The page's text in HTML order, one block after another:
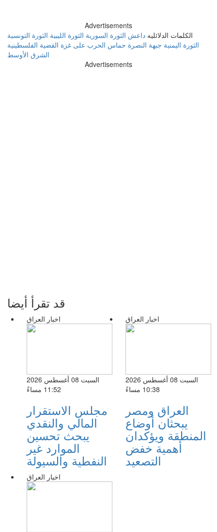
Advertisements
الكلمات الدلائليه داعش الثورة السورية الثورة الليبية الثورة التونسية
الثورة اليمنية جبهة النصرة حماس الحرب على غزة القضية الفلسطينية
الشرق الأوسط
Advertisements
قد تقرأ أيضا
اخبار العراق
السبت 08 أغسطس 2026
11:52 مساءً
مجلس الاستقرار
المالي والنقدي
يبحث تحسين
الموارد غير
النفطية والسيولة
اخبار العراق
السبت 08 أغسطس 2026
10:38 مساءً
العراق ومصر
يبحثان أوضاع
المنطقة ويؤكدان
أهمية خفض
التصعيد
اخبار العراق